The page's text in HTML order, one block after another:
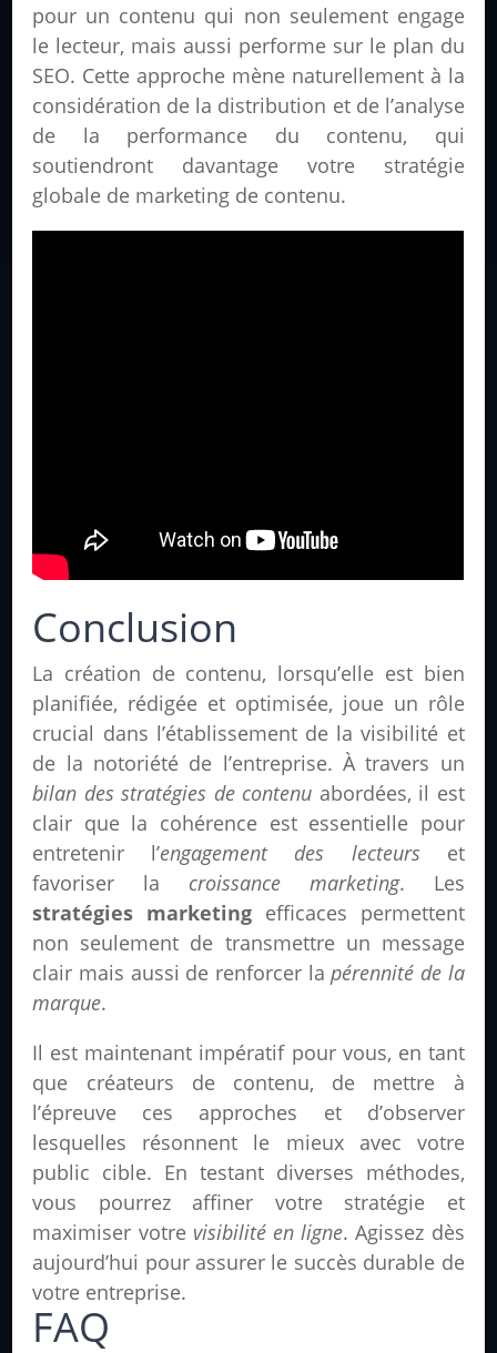
pour un contenu qui non seulement engage
le lecteur, mais aussi performe sur le plan du
SEO. Cette approche mène naturellement à la
considération de la distribution et de l’analyse
de la performance du contenu, qui
soutiendront davantage votre stratégie
globale de marketing de contenu.
Conclusion
La création de contenu, lorsqu’elle est bien
planifiée, rédigée et optimisée, joue un rôle
crucial dans l’établissement de la visibilité et
de la notoriété de l’entreprise. À travers un
bilan des stratégies de contenu abordées, il est
clair que la cohérence est essentielle pour
entretenir l’engagement des lecteurs et
favoriser la croissance marketing. Les
stratégies marketing efficaces permettent
non seulement de transmettre un message
clair mais aussi de renforcer lapérennité de la
marque.
Il est maintenant impératif pour vous, en tant
que créateurs de contenu, de mettre à
l’épreuve ces approches et d’observer
lesquelles résonnent le mieux avec votre
public cible. En testant diverses méthodes,
vous pourrez affiner votre stratégie et
maximiser votre visibilité en ligne. Agissez dès
aujourd’hui pour assurer le succès durable de
votre entreprise.
FAQ